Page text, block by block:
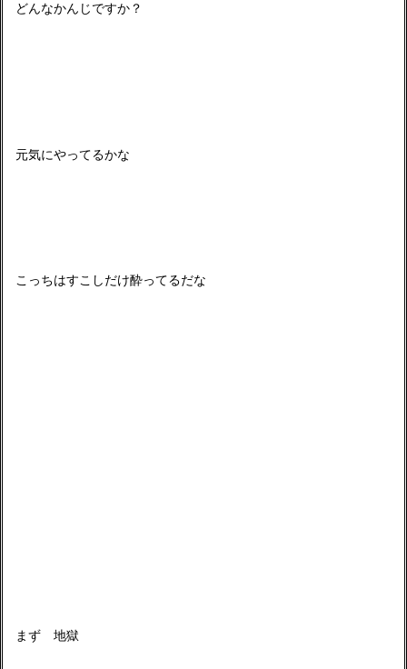
どんなかんじですか？
元気にやってるかな
こっちはすこしだけ酔ってるだな
まず 地獄